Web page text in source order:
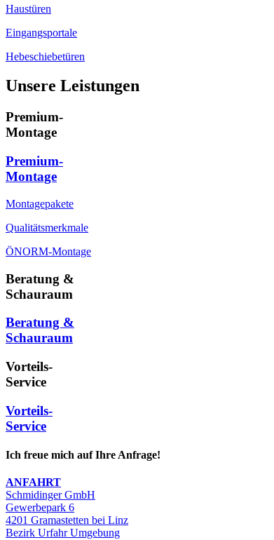
Haustüren
Eingangsportale
Hebeschiebetüren
Unsere Leistungen
Premium-
Montage
Premium-
Montage
Montagepakete
Qualitätsmerkmale
ÖNORM-Montage
Beratung &
Schauraum
Beratung &
Schauraum
Vorteils-
Service
Vorteils-
Service
Ich freue mich auf Ihre Anfrage!
ANFAHRT
Schmidinger GmbH
Gewerbepark 6
4201 Gramastetten bei Linz
Bezirk Urfahr Umgebung